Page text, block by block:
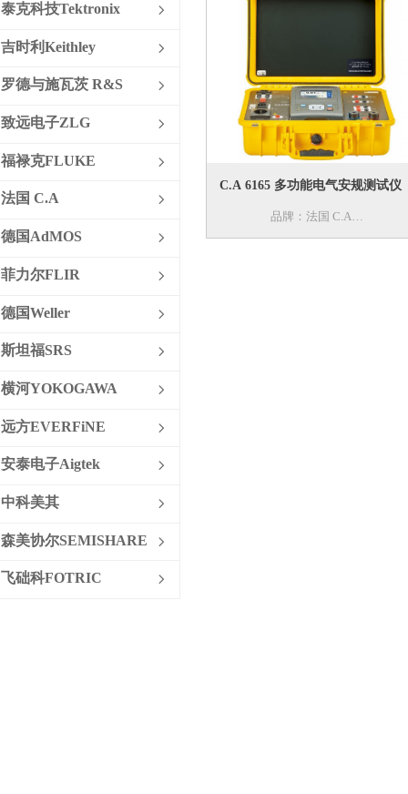
C.A 6165 多功能电气安规测试仪
品牌：法国 C.A
型号：C.A 6165
ꁇ
泰克科技Tektronix
ꁇ
吉时利Keithley
ꁇ
罗德与施瓦茨 R&S
ꁇ
致远电子ZLG
ꁇ
福禄克FLUKE
ꁇ
法国 C.A
ꁇ
德国AdMOS
ꁇ
菲力尔FLIR
ꁇ
德国Weller
ꁇ
斯坦福SRS
ꁇ
横河YOKOGAWA
ꁇ
远方EVERFiNE
ꁇ
安泰电子Aigtek
ꁇ
中科美其
ꁇ
森美协尔SEMISHARE
ꁇ
飞础科FOTRIC